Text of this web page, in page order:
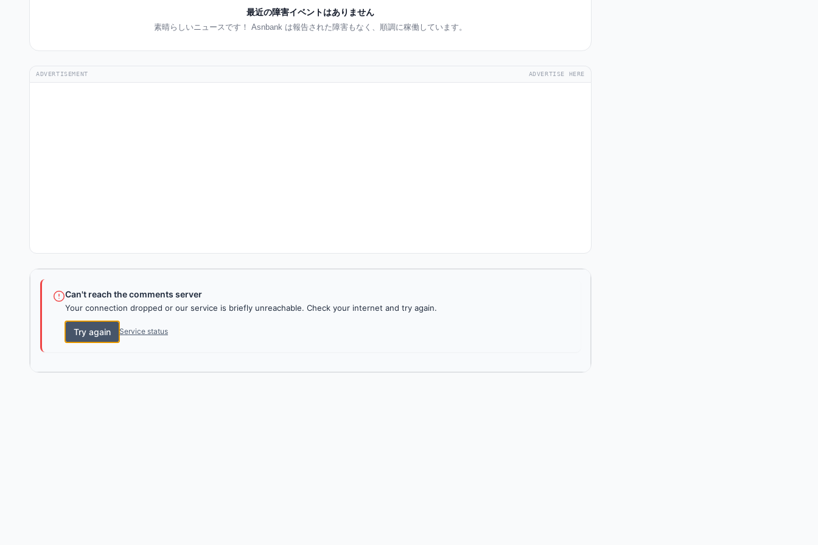
最近の障害イベントはありません
素晴らしいニュースです！ Asnbank は報告された障害もなく、順調に稼働しています。
ADVERTISEMENT ADVERTISE HERE
Can't reach the comments server
Your connection dropped or our service is briefly unreachable. Check your internet and try again.
Try again Service status